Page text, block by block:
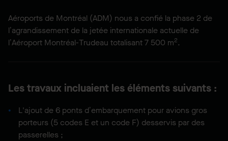
Aéroports de Montréal (ADM) nous a confié la phase 2 de
l’agrandissement de la jetée internationale actuelle de
l’Aéroport Montréal-Trudeau totalisant 7 500 m2.
Les travaux incluaient les éléments suivants :
L'ajout de 6 ponts d’embarquement pour avions gros
porteurs (5 codes E et un code F) desservis par des
passerelles ;